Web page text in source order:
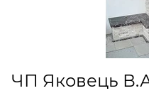
ЧП Яковець